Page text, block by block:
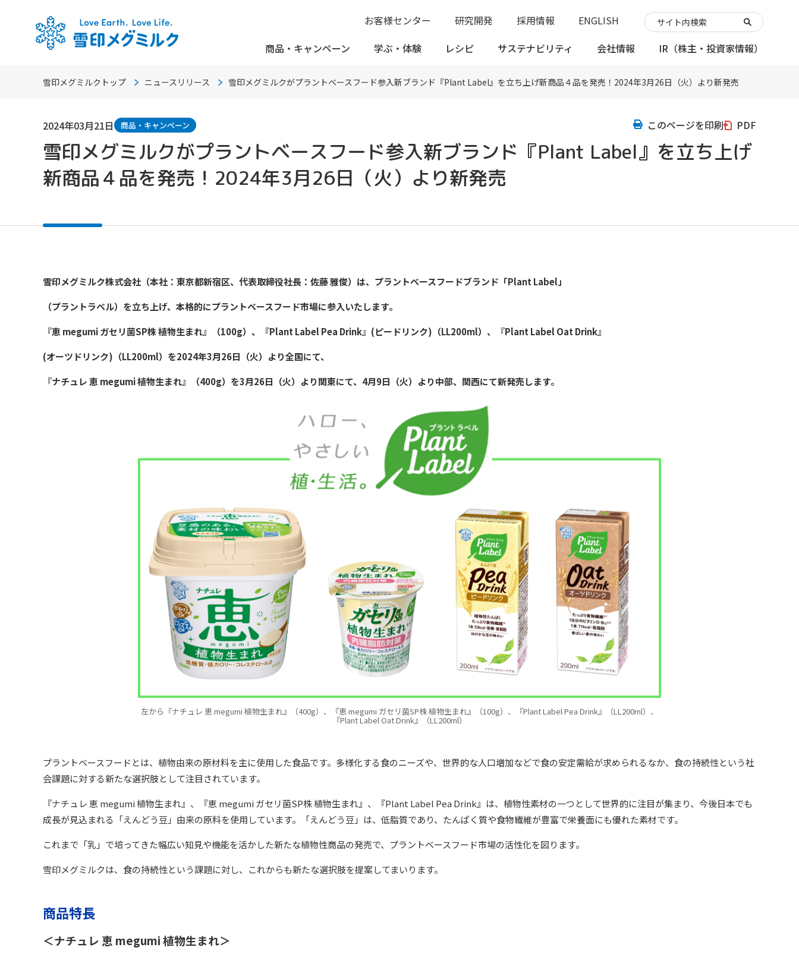
商品・ キャンペーン 学ぶ・ 体験 レシピ サステナビリティ 会社情報 IR （株主・投資家情報）
お客様センター 研究開発 採用情報 ENGLISH
雪印メグミルクトップ ニュースリリース 雪印メグミルクがプラントベースフード参入新ブランド『Plant Label』を立ち上げ新商品４品を発売！2024年3月26日（火）より新発売
このページを印刷 PDF
2024年03月21日 商品・キャンペーン
雪印メグミルクがプラントベースフード参入新ブランド『Plant Label』を立ち上げ
新商品４品を発売！2024年3月26日（火）より新発売
雪印メグミルク株式会社（本社：東京都新宿区、代表取締役社長：佐藤 雅俊）は、プラントベースフードブランド「Plant Label」
（プラントラベル）を立ち上げ、本格的にプラントベースフード市場に参入いたします。
『恵 megumi ガセリ菌SP株 植物生まれ』（100g）、『Plant Label Pea Drink』(ピードリンク)（LL200ml）、『Plant Label Oat Drink』
(オーツドリンク)（LL200ml）を2024年3月26日（火）より全国にて、
『ナチュレ 恵 megumi 植物生まれ』（400g）を3月26日（火）より関東にて、4月9日（火）より中部、関西にて新発売します。
左から『ナチュレ 恵 megumi 植物生まれ』（400g）、『恵 megumi ガセリ菌SP株 植物生まれ』（100g）、『Plant Label Pea Drink』（LL200ml）、
『Plant Label Oat Drink』（LL200ml）
プラントベースフードとは、植物由来の原材料を主に使用した食品です。多様化する食のニーズや、世界的な人口増加などで食の安定需給が求められるなか、食の持続性という社
会課題に対する新たな選択肢として注目されています。
『ナチュレ 恵 megumi 植物生まれ』、『恵 megumi ガセリ菌SP株 植物生まれ』、『Plant Label Pea Drink』は、植物性素材の一つとして世界的に注目が集まり、今後日本でも
成長が見込まれる「えんどう豆」由来の原料を使用しています。「えんどう豆」は、低脂質であり、たんぱく質や食物繊維が豊富で栄養面にも優れた素材です。
これまで「乳」で培ってきた幅広い知見や機能を活かした新たな植物性商品の発売で、プラントベースフード市場の活性化を図ります。
雪印メグミルクは、食の持続性という課題に対し、これからも新たな選択肢を提案してまいります。
商品特長
＜ナチュレ 恵 megumi 植物生まれ＞